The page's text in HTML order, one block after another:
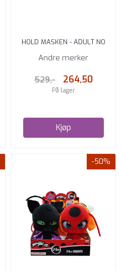
HOLD MASKEN - ADULT NO
Andre merker
529,- 264,50
På lager
Kjøp
-50%